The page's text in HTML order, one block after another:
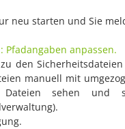
neu starten und Sie
Pfadangaben anpassen.
den
manuell mit
sehen und